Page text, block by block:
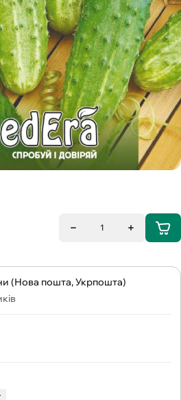
1
(Нова пошта, Укрпошта)